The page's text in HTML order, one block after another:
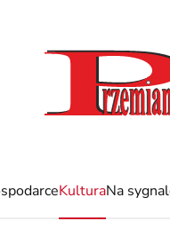
KulturaNa